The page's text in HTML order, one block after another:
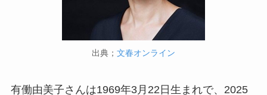
出典； 文春オンライン
有働由美子さんは1969年3月22日生まれで、2025